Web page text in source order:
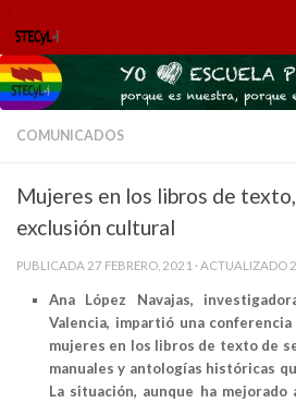
Saltar al contenido
COMUNICADOS
Mujeres en los libros de
exclusión cultural
PUBLICADA 27 FEBRERO, 2021 · ACTUALIZADO
Ana López Navajas,
Valencia, impartió una
mujeres en los libros de texto de
manuales y antologías históricas
La situación, aunque ha